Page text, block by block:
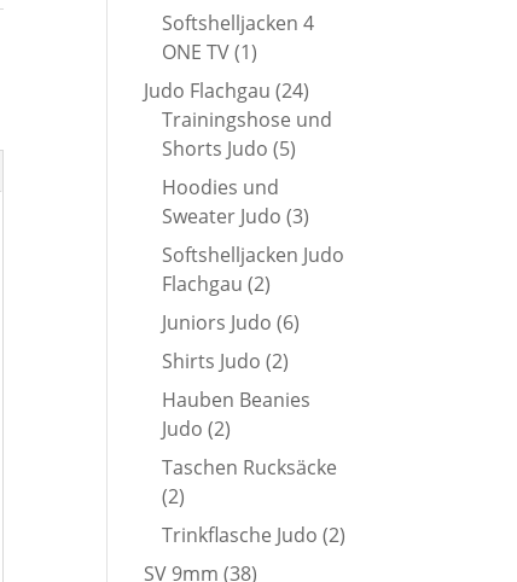
Softshelljacken 4
ONE TV 11
Produkt
Judo Flachgau 2424
Produkte
Trainingshose und
Shorts Judo 55
Hoodies und
Sweater Judo 33
Produkte
Softshelljacken Judo
Flachgau 22
Produkte
Juniors Judo 66
Shirts Judo 22
Produkte
Hauben Beanies
Judo 22
Produkte
Taschen Rucksäcke
22
Produkte
Trinkflasche Judo 22
SV 9mm 3838